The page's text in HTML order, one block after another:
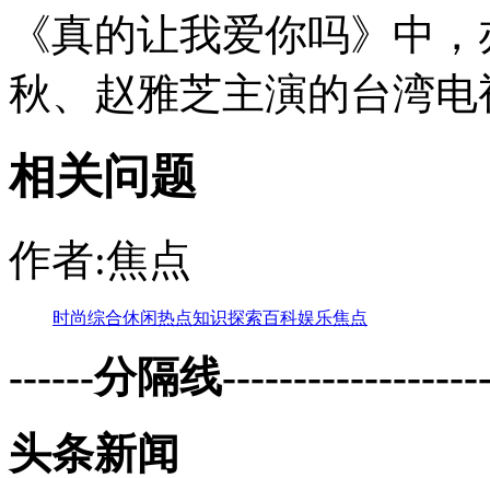
《真的让我爱你吗》中
秋、赵雅芝主演的台湾
相关问题
作者:焦点
时尚综合休闲热点知识探索百科娱乐焦点
------分隔线
头条新闻